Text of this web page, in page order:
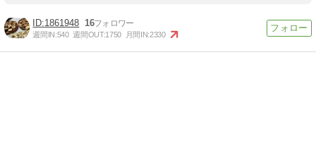
1861948 16
週間IN:540 週間OUT:1750 月間IN:2330